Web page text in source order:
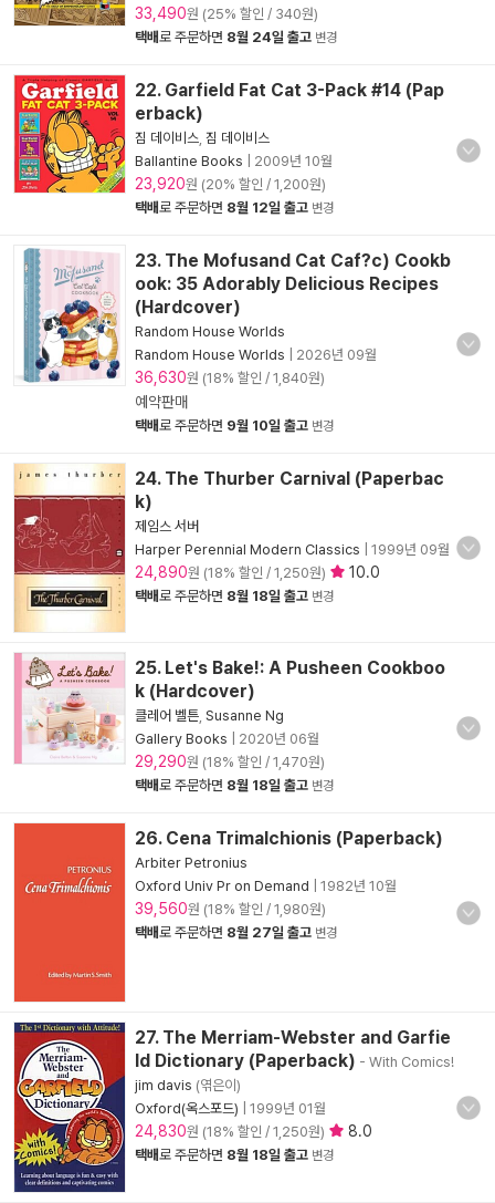
33,490원 (25% 할인 / 340원)
택배로 주문하면 8월 24일 출고 변경
22. Garfield Fat Cat 3-Pack #14 (Pap
erback)
짐 데이비스 짐 데이비스
Ballantine Books
2009년 10월
23,920원 (20% 할인 / 1,200원)
택배로 주문하면 8월 12일 출고 변경
23. The Mofusand Cat Caf?c) Cookb
ook: 35 Adorably Delicious Recipes
(Hardcover)
Random House Worlds
Random House Worlds
2026년 09월
36,630원 (18% 할인 / 1,840원)
예약판매
택배로 주문하면 9월 10일 출고 변경
24. The Thurber Carnival (Paperbac
k)
제임스 서버
Harper Perennial Modern Classics
1999년 09월
24,890원 (18% 할인 / 1,250원) 10.0
택배로 주문하면 8월 18일 출고 변경
25. Let's Bake!: A Pusheen Cookboo
k (Hardcover)
클레어 벨튼 Susanne Ng
Gallery Books
2020년 06월
29,290원 (18% 할인 / 1,470원)
택배로 주문하면 8월 18일 출고 변경
26. Cena Trimalchionis (Paperback)
Arbiter Petronius
Oxford Univ Pr on Demand
1982년 10월
39,560원 (18% 할인 / 1,980원)
택배로 주문하면 8월 27일 출고 변경
27. The Merriam-Webster and Garfie
ld Dictionary (Paperback) - With Comics!
jim davis (엮은이)
Oxford(옥스포드)
1999년 01월
24,830원 (18% 할인 / 1,250원) 8.0
택배로 주문하면 8월 18일 출고 변경